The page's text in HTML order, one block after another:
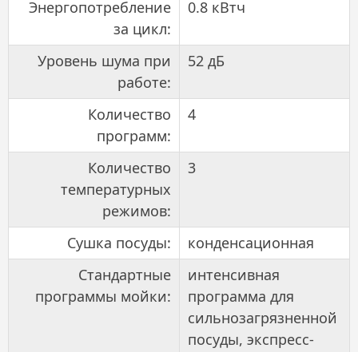
Энергопотребление
за цикл:
0.8 кВтч
Уровень шума при
работе:
52 дБ
Количество
программ:
4
Количество
температурных
режимов:
3
Сушка посуды:
конденсационная
Стандартные
программы мойки:
интенсивная
программа для
сильнозагрязненной
посуды, экспресс-